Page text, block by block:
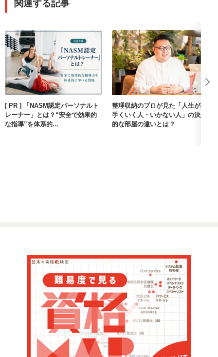
関連する記事
[ PR ] 「NASM認定パーソナルト
レーナー」とは？“安全で効果的
な指導”を体系的...
整理収納のプロが見た「人生が上
手くいく人・いかない人」の決定
的な部屋の違いとは？